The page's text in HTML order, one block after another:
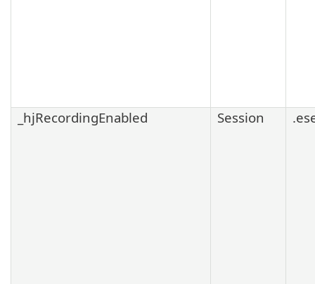
_hjRecordingEnabled Session